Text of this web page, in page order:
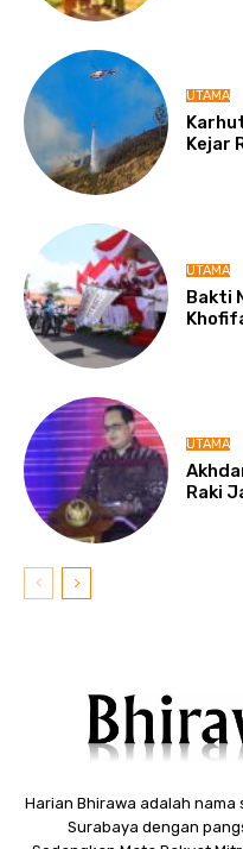
UTAMA
Kejar
UTAMA
Bakti
UTAMA
Raki
Harian Bhirawa adalah
Surabaya dengan